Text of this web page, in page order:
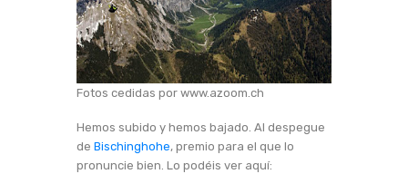
Fotos cedidas por www.azoom.ch
Hemos subido y hemos bajado. Al despegue
de Bischinghohe, premio para el que lo
pronuncie bien. Lo podéis ver aquí: